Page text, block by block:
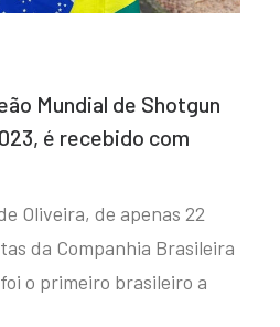
Mundial de Shotgun
é recebido com
Oliveira, de apenas 22
da Companhia Brasileira
o primeiro brasileiro a